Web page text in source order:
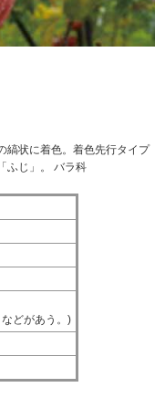
縞状に着色。着色先行タイプ
ふじ」。 バラ科
どがあう。)